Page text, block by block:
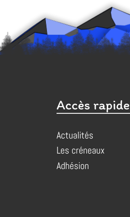
Accès rapide
Actualités
Les créneaux
Adhésion